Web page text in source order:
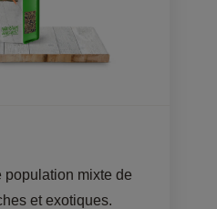
population mixte de
et exotiques.